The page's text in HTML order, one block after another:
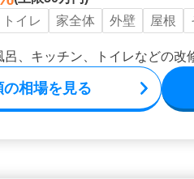
トイレ 家全体 外壁 屋根
、キッチン、トイレなどの改
相場を見る